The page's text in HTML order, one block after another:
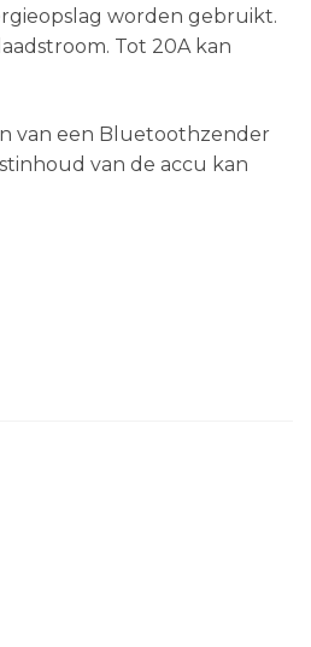
worden gebruikt.
Tot 20A kan
van een Bluetoothzender
van de accu kan